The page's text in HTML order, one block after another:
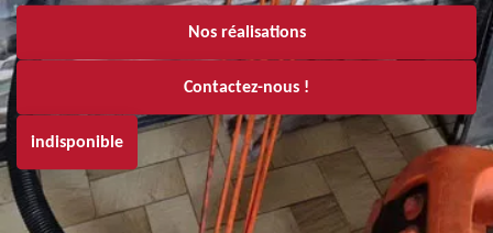
Nos réalisations
Contactez-nous !
indisponible